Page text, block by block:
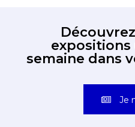
semaine dans
Je